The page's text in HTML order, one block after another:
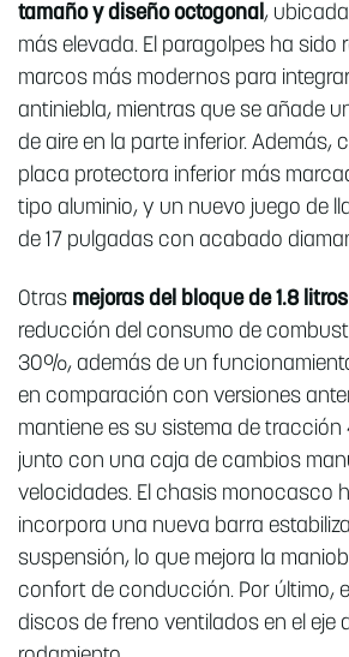
tamaño y diseño octogonal,
más elevada. El paragolpes ha sido
marcos más modernos para
antiniebla, mientras que se añade
de aire en la parte inferior. Además,
placa protectora inferior más
tipo aluminio, y un nuevo juego de
de 17 pulgadas con acabado
Otras mejoras del bloque de 1.8 litros
reducción del consumo de
30%, además de un
en comparación con versiones
mantiene es su sistema de tracción
junto con una caja de cambios
velocidades. El chasis monocasco
incorpora una nueva barra
suspensión, lo que mejora la
confort de conducción. Por último,
discos de freno ventilados en el eje